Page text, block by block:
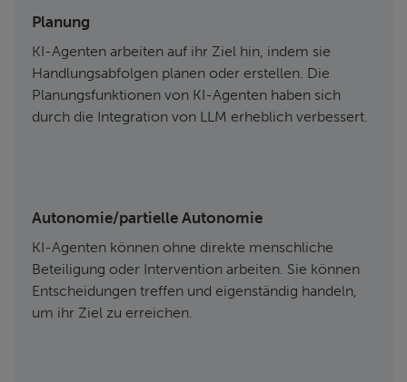
Planung
KI-Agenten arbeiten auf ihr Ziel hin, indem sie
Handlungsabfolgen planen oder erstellen. Die
Planungsfunktionen von KI-Agenten haben sich
durch die Integration von LLM erheblich verbessert.
Autonomie/partielle Autonomie
KI-Agenten können ohne direkte menschliche
Beteiligung oder Intervention arbeiten. Sie können
Entscheidungen treffen und eigenständig handeln,
um ihr Ziel zu erreichen.